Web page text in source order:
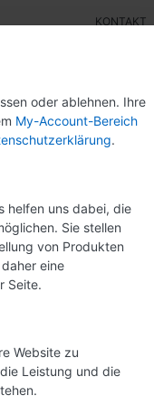
KONTAKT
POS-Display
war.
in Aussicht
Lösungen zu
und
oder ablehnen. Ihre
My-Account-Bereich
.
helfen uns dabei, die
Sie stellen
von Produkten
eine
Seite.
Website zu
Leistung und die